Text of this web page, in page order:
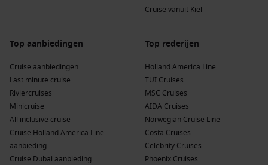
Cruise vanuit Kiel
Top aanbiedingen
Cruise aanbiedingen
Last minute cruise
Riviercruises
Minicruise
All inclusive cruise
Cruise Holland America Line
aanbieding
Cruise Dubai aanbieding
Top rederijen
Holland America Line
TUI Cruises
MSC Cruises
AIDA Cruises
Norwegian Cruise Line
Costa Cruises
Celebrity Cruises
Phoenix Cruises